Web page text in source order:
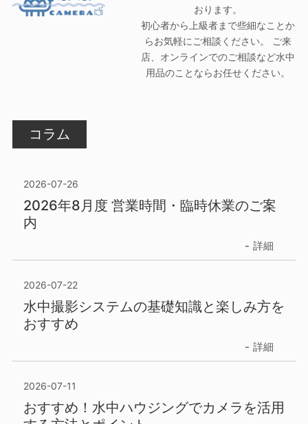
おります。
初心者から上級者まで些細なことか
らお気軽にご相談ください。 ご来
店、オンラインでのご相談など水中
用品のことならお任せください。
コラム
2026-07-26
2026年8月度 営業時間・臨時休業のご案
内
詳細
2026-07-22
水中撮影システムの基礎知識と楽しみ方を
おすすめ
詳細
2026-07-11
おすすめ！水中ハウジングでカメラを活用